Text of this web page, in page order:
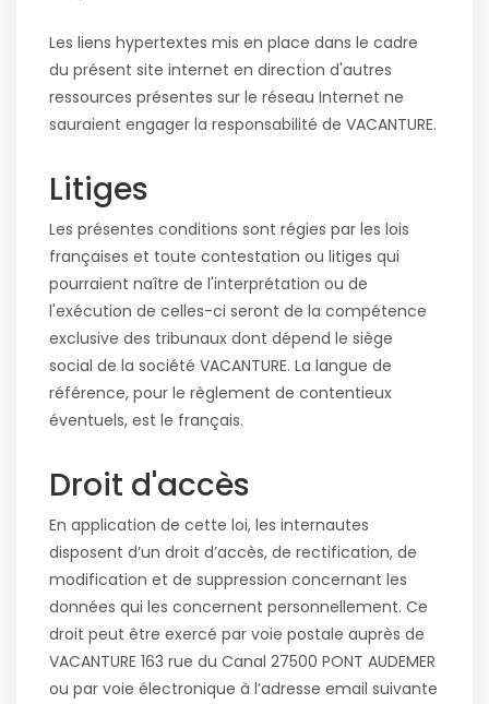
Les liens hypertextes mis en place dans le cadre
du présent site internet en direction d'autres
ressources présentes sur le réseau Internet ne
sauraient engager la responsabilité de VACANTURE.
Litiges
Les présentes conditions sont régies par les lois
françaises et toute contestation ou litiges qui
pourraient naître de l'interprétation ou de
l'exécution de celles-ci seront de la compétence
exclusive des tribunaux dont dépend le siège
social de la société VACANTURE. La langue de
référence, pour le règlement de contentieux
éventuels, est le français.
Droit d'accès
En application de cette loi, les internautes
disposent d’un droit d’accès, de rectification, de
modification et de suppression concernant les
données qui les concernent personnellement. Ce
droit peut être exercé par voie postale auprès de
VACANTURE 163 rue du Canal 27500 PONT AUDEMER
ou par voie électronique à l’adresse email suivante